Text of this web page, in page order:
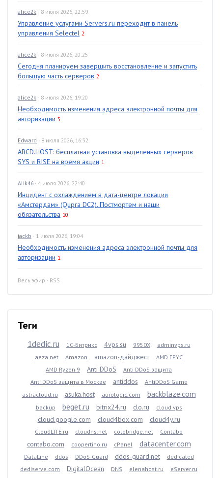
alice2k · 8 июля 2026, 22:59
Управление услугами Servers.ru переходит в панель
управления Selectel 2
alice2k · 8 июля 2026, 20:25
Сегодня планируем завершить восстановление и запустить
большую часть серверов 2
alice2k · 8 июля 2026, 19:20
Необходимость изменения адреса электронной почты для
авторизации 3
Edward · 8 июля 2026, 16:32
ABCD.HOST: бесплатная установка выделенных серверов
SYS и RISE на время акции 1
Alik46 · 4 июля 2026, 22:40
Инцидент с охлаждением в дата-центре локации
«Амстердам» (Qupra DC2). Постмортем и наши
обязательства 10
jackb · 1 июля 2026, 19:04
Необходимость изменения адреса электронной почты для
авторизации 1
Весь эфир · RSS
Теги
1dedic.ru 1С-Битрикс 4vps.su 9950X
adminvps.ru
aeza.net
Amazon amazon-дайджест
AMD EPYC
AMD Ryzen 9
Anti DDoS
Anti DDoS защита
Anti DDoS защита в Москве
antiddos
AntiDDoS Game
astracloud.ru
asuka.host aurologic.com backblaze.com
backup beget.ru bitrix24.ru clo.ru cloud vps
cloud.google.com cloud4box.com cloud4y.ru
CloudLITE.ru cloudns.net colobridge.net Contabo
contabo.com coopertino.ru cPanel datacenter.com
DataLine ddos DDoS-Guard ddos-guard.net
dedicated
dediserve.com
DigitalOcean DNS elenahost.ru
eServer.ru